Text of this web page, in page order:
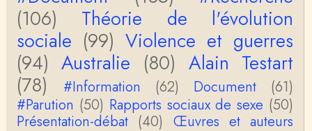
le lien cité par BB ne fonctionne pas ( 6 ans aprè
s), dommage, mais j'ai la même impression que …
Christophe Darmangeat
La plus récente, donc celle en français, la quatrièm
e, publiée chez La Découverte.Bonne lecture !
Anonymous
Actuellement c'est quelle édition qui est la plus à jo
(106)
Théorie de l'évolution
sociale (99) Violence et guerres
(94) Australie (80) Alain Testart
(78)
#Information (62) Document
(61)
#Parution (50) Rapports sociaux de sexe (50)
Présentation-débat (40) Œuvres et auteurs